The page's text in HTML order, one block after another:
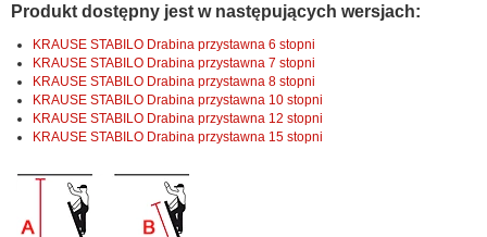
Produkt dostępny jest w następujących wersjach:
KRAUSE STABILO Drabina przystawna 6 stopni
KRAUSE STABILO Drabina przystawna 7 stopni
KRAUSE STABILO Drabina przystawna 8 stopni
KRAUSE STABILO Drabina przystawna 10 stopni
KRAUSE STABILO Drabina przystawna 12 stopni
KRAUSE STABILO Drabina przystawna 15 stopni